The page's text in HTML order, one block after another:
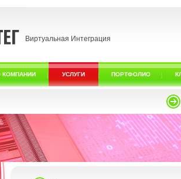
Виртуальная Интеграция
КОМПАНИИ УСЛУГИ ПОРТФОЛИО